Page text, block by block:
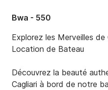
Bwa - 550
Explorez les Merveilles
Location de Bateau
Découvrez la beauté
Cagliari à bord de notre